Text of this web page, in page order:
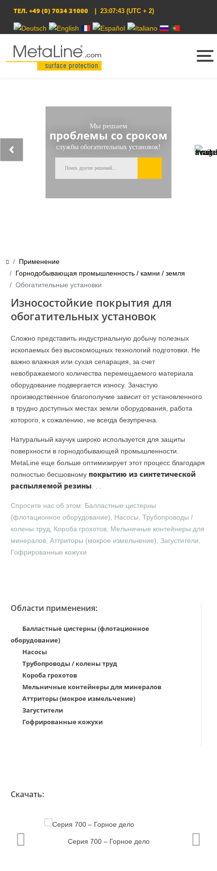
ТЕЛ.+49 (0) 7034 31000 | 23:07:43 (UTC + 2)
Выберите язык
Мы решаем
проблемы со сроком
службы обогатительных установок!
Применение
Горнодобывающая промышленность / камни / земля
Обогатительные установки
Износостойкие покрытия для
обогатительных установок
Сложно представить индустриальную добычу полезных
ископаемых без высокомощных технологий подготовки. Не
важно влажная или сухая сепарация, за счет
невображаемого количества перемещаемого материала
оборудование подвергается износу. Зачастую
производственное благополучие зависит от установленного
в трудно доступных местах земли оборудования, работа
которого, к сожалению, не всегда безупречна.
Натуральный каучук широко используется для защиты
поверхности в горнодобывающей промышленности.
MetaLine еще больше оптимизирует этот процесс благодаря
полностью бесшовному покрытию из синтетической
распыляемой резины
Спросите нас об этом: Балластные цистерны
(флотационное оборудование), Насосы, Трубопроводы /
колены труд, Короба грохотов, Мельничные контейнеры для
минералов, Аттриторы (мокрое измельчение), Загустители,
Гофрированные кожухи
Области применения:
Балластные цистерны (флотационное
оборудование)
Насосы
Трубопроводы / колены труд
Короба грохотов
Мельничные контейнеры для минералов
Аттриторы (мокрое измельчение)
Загустители
Гофрированные кожухи
Скачать:
Серия 700 – Горное дело